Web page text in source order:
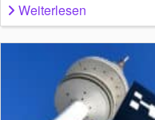
Weiterlesen